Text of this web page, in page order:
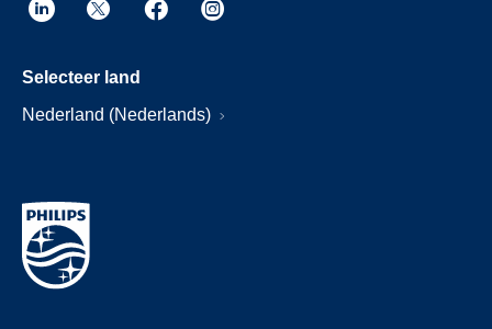
Selecteer land
Nederland (Nederlands)